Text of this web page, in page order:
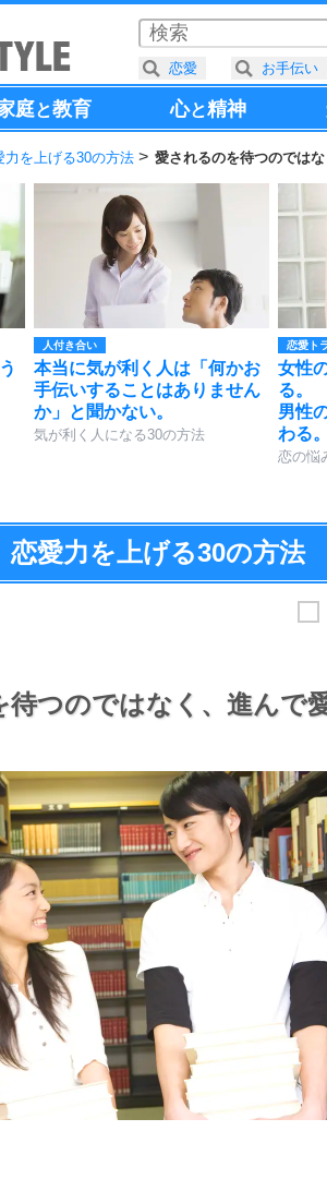
庭と教育 心と精神
力を上げる30の方法 愛されるのを待つのではな
人付き合い
本当に気が利く人は「何かお
手伝いすることはありません
か」と聞かない。
気が利く人になる30の方法
恋愛ト
女性
る。
男性
わる。
恋の悩
恋愛力を上げる30の方法
つのではなく、 進んで
恋愛 お手伝い